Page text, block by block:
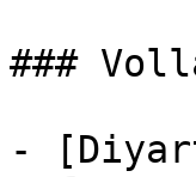
###
-